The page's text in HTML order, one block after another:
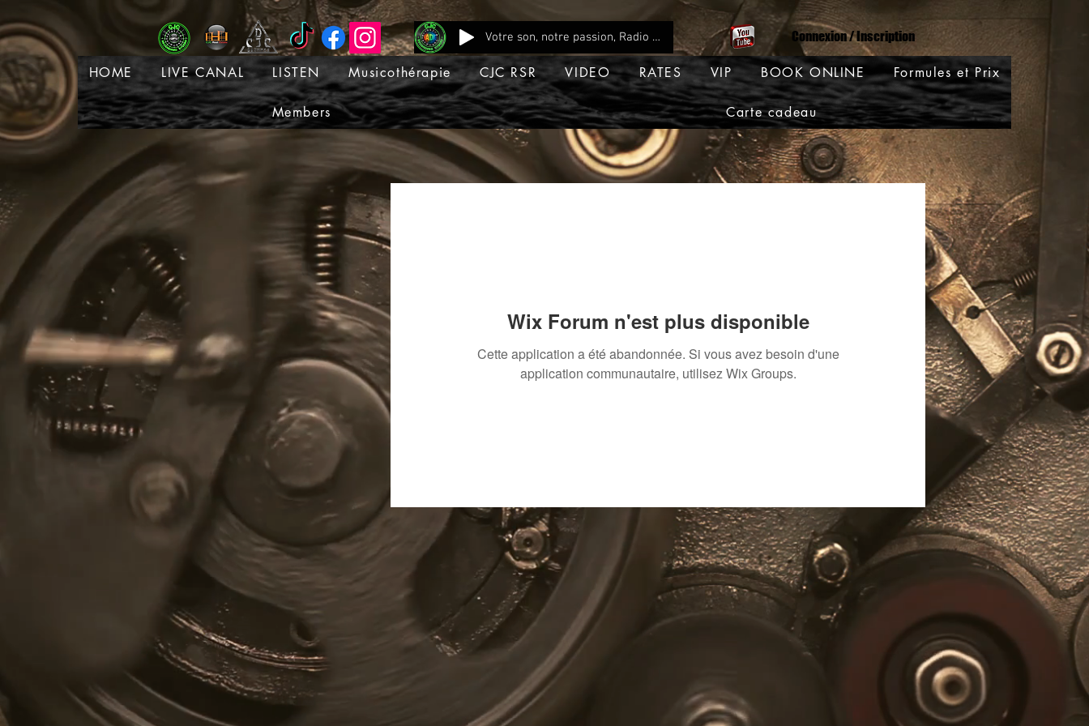
Votre son, notre passion, Radio CJC Recording Studio , là où chaque note prend vie ! Connexion / Inscription
HOME LIVE CANAL LISTEN Musicothérapie CJC RSR VIDEO RATES VIP BOOK ONLINE Formules et Prix
Members Carte cadeau
Wix Forum n'est plus disponible
Cette application a été abandonnée. Si vous avez besoin d'une
application communautaire, utilisez Wix Groups.